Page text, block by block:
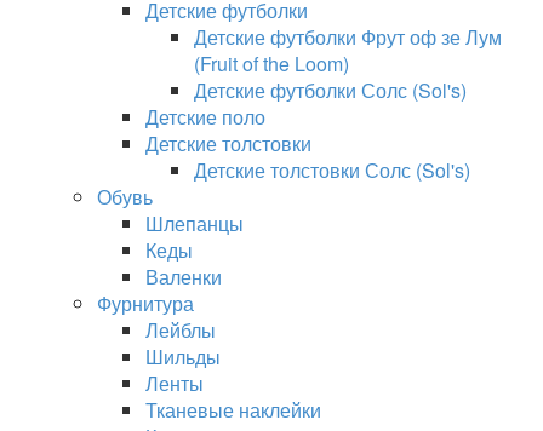
Детские футболки
Детские футболки Фрут оф зе Лум
(Fruit of the Loom)
Детские футболки Солс (Sol's)
Детские поло
Детские толстовки
Детские толстовки Солс (Sol's)
Обувь
Шлепанцы
Кеды
Валенки
Фурнитура
Лейблы
Шильды
Ленты
Тканевые наклейки